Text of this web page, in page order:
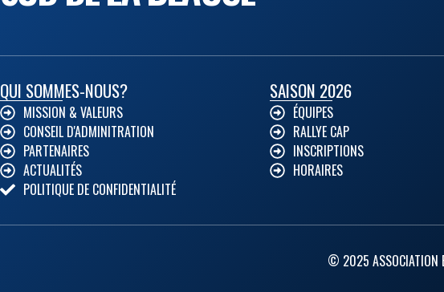
QUI SOMMES-NOUS?
MISSION & VALEURS
CONSEIL D'ADMINITRATION
PARTENAIRES
ACTUALITÉS
POLITIQUE DE CONFIDENTIALITÉ
SAISON 2026
ÉQUIPES
RALLYE CAP
INSCRIPTIONS
HORAIRES
© 2025 ASSOCIATION